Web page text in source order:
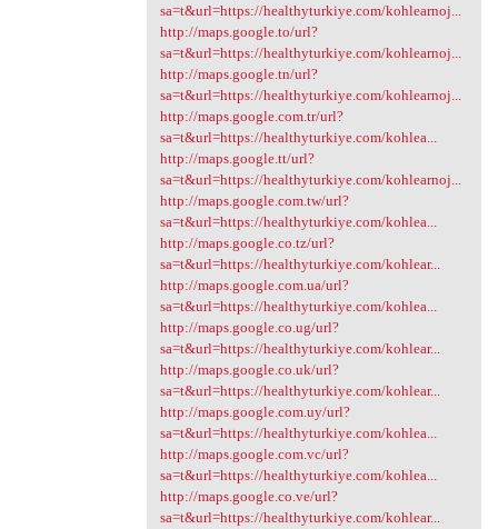
sa=t&url=https://healthyturkiye.com/kohlearnoj...
http://maps.google.to/url?
sa=t&url=https://healthyturkiye.com/kohlearnoj...
http://maps.google.tn/url?
sa=t&url=https://healthyturkiye.com/kohlearnoj...
http://maps.google.com.tr/url?
sa=t&url=https://healthyturkiye.com/kohlea...
http://maps.google.tt/url?
sa=t&url=https://healthyturkiye.com/kohlearnoj...
http://maps.google.com.tw/url?
sa=t&url=https://healthyturkiye.com/kohlea...
http://maps.google.co.tz/url?
sa=t&url=https://healthyturkiye.com/kohlear...
http://maps.google.com.ua/url?
sa=t&url=https://healthyturkiye.com/kohlea...
http://maps.google.co.ug/url?
sa=t&url=https://healthyturkiye.com/kohlear...
http://maps.google.co.uk/url?
sa=t&url=https://healthyturkiye.com/kohlear...
http://maps.google.com.uy/url?
sa=t&url=https://healthyturkiye.com/kohlea...
http://maps.google.com.vc/url?
sa=t&url=https://healthyturkiye.com/kohlea...
http://maps.google.co.ve/url?
sa=t&url=https://healthyturkiye.com/kohlear...